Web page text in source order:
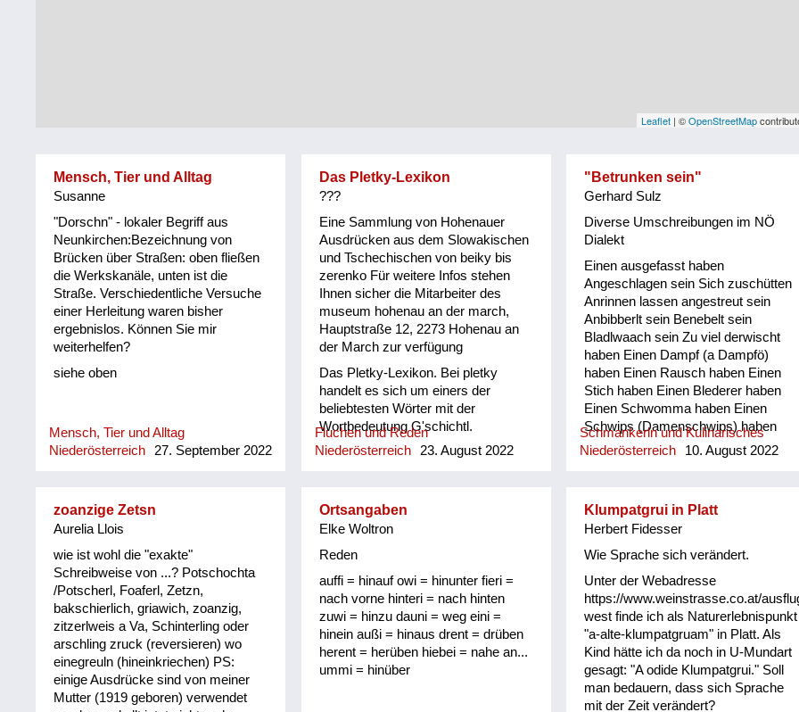
Leaflet | ©OpenStreetMap
Mensch, Tier und Alltag
Susanne
"Dorschn" - lokaler Begriff aus
Neunkirchen:Bezeichnung von
Brücken über Straßen: oben fließen
die Werkskanäle, unten ist die
Straße. Verschiedentliche Versuche
einer Herleitung waren bisher
ergebnislos. Können Sie mir
weiterhelfen?
siehe oben
Mensch, Tier und Alltag
Niederösterreich
27. September 2022
Das Pletky-Lexikon
???
Eine Sammlung von Hohenauer
Ausdrücken aus dem Slowakischen
und Tschechischen von beiky bis
zerenko Für weitere Infos stehen
Ihnen sicher die Mitarbeiter des
museum hohenau an der march,
Hauptstraße 12, 2273 Hohenau an
der March zur verfügung
Das Pletky-Lexikon. Bei pletky
handelt es sich um einers der
beliebtesten Wörter mit der
Wortbedeutung G'schichtl.
Fluchen und Reden
Niederösterreich
23. August 2022
"Betrunken sein"
Gerhard Sulz
Diverse Umschreibungen im NÖ
Dialekt
Einen ausgefasst haben
Angeschlagen sein Sich zuschütten
Anrinnen lassen angestreut sein
Anbibberlt sein Benebelt sein
Bladlwaach sein Zu viel derwischt
haben Einen Dampf (a Dampfö)
haben Einen Rausch haben Einen
Stich haben Einen Blederer haben
Einen Schwomma haben Einen
Schwips (Damenschwips) haben
Einen in der Krone haben Einen
Tampas haben Einen Surrer haben
sitzen haben Einen picken haben
Einen hocken haben Sich einen
angezüchtet haben Angebledert sein
a Häusltschik Tutti completti sein
(voll) zua sein Bummzua sein
Angesoffen sein Wie ein Radi
angesoffen Der is angschwaschelt
Der is randvoll Er ist anbirschtlt Er is
angesäuselt Er is zuagschütt Er is
ontschechert Der is ja schon gaunz
Schmankerln und Kulinarisches
Niederösterreich
10. August 2022
zoanzige Zetsn
Aurelia Llois
wie ist wohl die "exakte"
Schreibweise von ...? Potschochta
/Potscherl, Foaferl, Zetzn,
bakschierlich, griawich, zoanzig,
zitzerlweis a Va, Schinterling oder
arschling zruck (reversieren) wo
einegreuln (hineinkriechen) PS:
einige Ausdrücke sind von meiner
Mutter (1919 geboren) verwendet
Ortsangaben
Elke Woltron
Reden
auffi = hinauf owi = hinunter fieri =
nach vorne hinteri = nach hinten
zuwi = hinzu dauni = weg eini =
hinein außi = hinaus drent = drüben
herent = herüben hiebei = nahe an...
ummi = hinüber
Klumpatgrui in Platt
Herbert Fidesser
Wie Sprache sich verändert.
Unter der Webadresse
https://www.weinstrasse.co.at/
west finde ich als Naturerlebnispunkt
"a-alte-klumpatgruam" in Platt. Als
Kind hätte ich da noch in U-Mundart
gesagt: "A odide Klumpatgrui." Soll
man bedauern, dass sich Sprache
mit der Zeit verändert?